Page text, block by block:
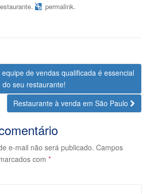
. permalink.
de vendas qualificada é essencial
seu restaurante!
Restaurante à venda em São Paulo
e-mail não será publicado. Campos
com *